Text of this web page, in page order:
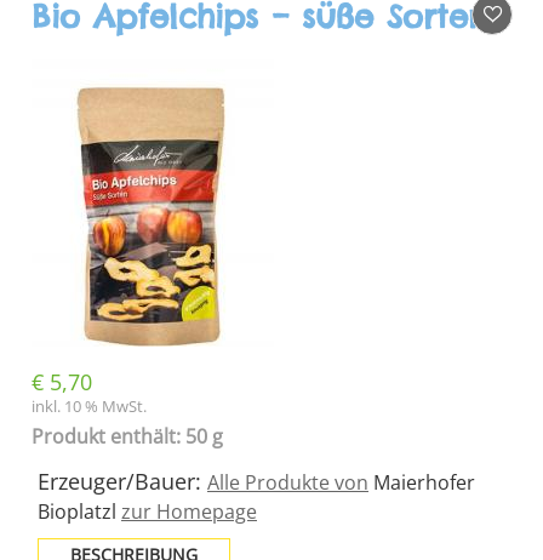
Bio Apfelchips – süße Sorten
€ 5,70
inkl. 10 % MwSt.
Produkt enthält: 50 g
Erzeuger/Bauer: Alle Produkte von Maierhofer
Bioplatzl zur Homepage
BESCHREIBUNG